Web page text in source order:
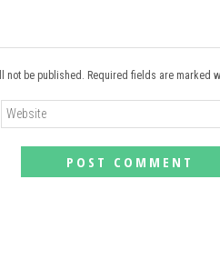
not be published. Required fields are marked